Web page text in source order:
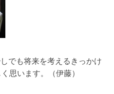
でも将来を考えるきっかけ
思います。（伊藤）